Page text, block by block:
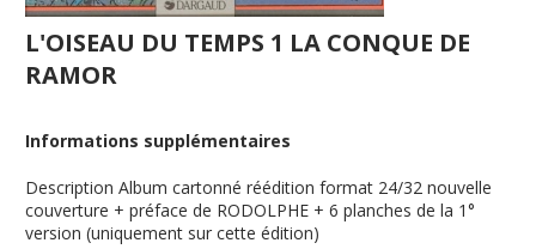
L'OISEAU DU TEMPS 1 LA CONQUE DE
RAMOR
Informations supplémentaires
Description Album cartonné réédition format 24/32 nouvelle
couverture + préface de RODOLPHE + 6 planches de la 1°
version (uniquement sur cette édition)